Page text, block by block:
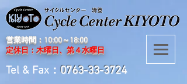
営業時間：10:00～18:00
定休日：木曜日、第４水曜日
Tel & Fax： 0763-33-3724